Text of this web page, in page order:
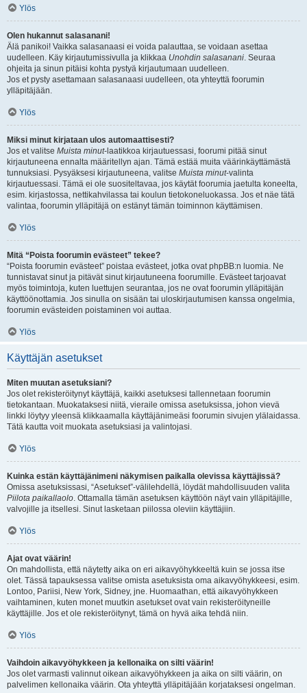
Ylös
Olen hukannut salasanani!
Älä panikoi! Vaikka salasanaasi ei voida palauttaa, se voidaan asettaa
uudelleen. Käy kirjautumissivulla ja klikkaa Unohdin salasanani. Seuraa
ohjeita ja sinun pitäisi kohta pystyä kirjautumaan uudelleen.
Jos et pysty asettamaan salasanaasi uudelleen, ota yhteyttä foorumin
ylläpitäjään.
Ylös
Miksi minut kirjataan ulos automaattisesti?
Jos et valitse Muista minut-laatikkoa kirjautuessasi, foorumi pitää sinut
kirjautuneena ennalta määritellyn ajan. Tämä estää muita väärinkäyttämästä
tunnuksiasi. Pysyäksesi kirjautuneena, valitse Muista minut-valinta
kirjautuessasi. Tämä ei ole suositeltavaa, jos käytät foorumia jaetulta koneelta,
esim. kirjastossa, nettikahvilassa tai koulun tietokoneluokassa. Jos et näe tätä
valintaa, foorumin ylläpitäjä on estänyt tämän toiminnon käyttämisen.
Ylös
Mitä “Poista foorumin evästeet” tekee?
“Poista foorumin evästeet” poistaa evästeet, jotka ovat phpBB:n luomia. Ne
tunnistavat sinut ja pitävät sinut kirjautuneena foorumille. Evästeet tarjoavat
myös toimintoja, kuten luettujen seurantaa, jos ne ovat foorumin ylläpitäjän
käyttöönottamia. Jos sinulla on sisään tai uloskirjautumisen kanssa ongelmia,
foorumin evästeiden poistaminen voi auttaa.
Ylös
Käyttäjän asetukset
Miten muutan asetuksiani?
Jos olet rekisteröitynyt käyttäjä, kaikki asetuksesi tallennetaan foorumin
tietokantaan. Muokataksesi niitä, vieraile omissa asetuksissa, johon vievä
linkki löytyy yleensä klikkaamalla käyttäjänimeäsi foorumin sivujen ylälaidassa.
Tätä kautta voit muokata asetuksiasi ja valintojasi.
Ylös
Kuinka estän käyttäjänimeni näkymisen paikalla olevissa käyttäjissä?
Omissa asetuksissasi, “Asetukset”-välilehdellä, löydät mahdollisuuden valita
Piilota paikallaolo. Ottamalla tämän asetuksen käyttöön näyt vain ylläpitäjille,
valvojille ja itsellesi. Sinut lasketaan piilossa oleviin käyttäjiin.
Ylös
Ajat ovat väärin!
On mahdollista, että näytetty aika on eri aikavyöhykkeeltä kuin se jossa itse
olet. Tässä tapauksessa valitse omista asetuksista oma aikavyöhykkeesi, esim.
Lontoo, Pariisi, New York, Sidney, jne. Huomaathan, että aikavyöhykkeen
vaihtaminen, kuten monet muutkin asetukset ovat vain rekisteröityneille
käyttäjille. Jos et ole rekisteröitynyt, tämä on hyvä aika tehdä niin.
Ylös
Vaihdoin aikavyöhykkeen ja kellonaika on silti väärin!
Jos olet varmasti valinnut oikean aikavyöhykkeen ja aika on silti väärin, on
palvelimen kellonaika väärin. Ota yhteyttä ylläpitäjään korjataksesi ongelman.